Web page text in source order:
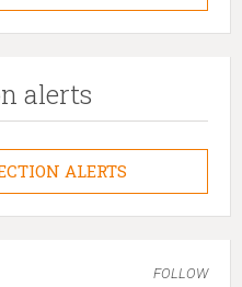
alerts
ALERTS
FOLLOW